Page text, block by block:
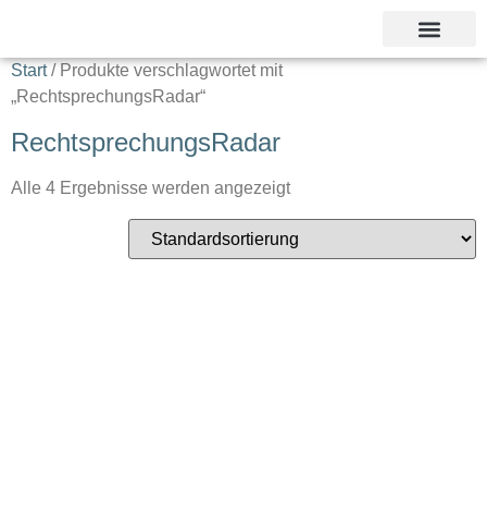
Start/ Produkte verschlagwortet mit
„RechtsprechungsRadar“
RechtsprechungsRadar
Alle 4 Ergebnisse werden angezeigt